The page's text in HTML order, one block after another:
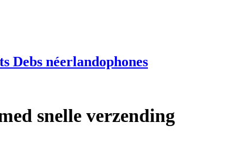
Debs néerlandophones
snelle verzending